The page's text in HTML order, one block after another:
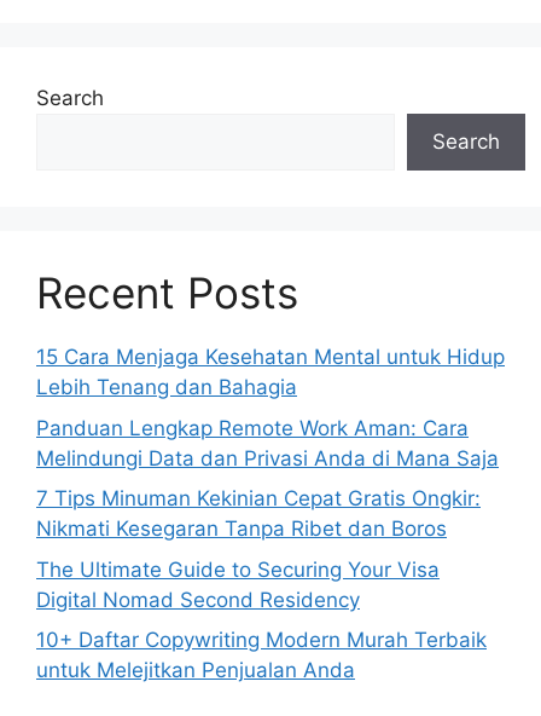
Search
Search
Recent Posts
15 Cara Menjaga Kesehatan Mental untuk Hidup
Lebih Tenang dan Bahagia
Panduan Lengkap Remote Work Aman: Cara
Melindungi Data dan Privasi Anda di Mana Saja
7 Tips Minuman Kekinian Cepat Gratis Ongkir:
Nikmati Kesegaran Tanpa Ribet dan Boros
The Ultimate Guide to Securing Your Visa
Digital Nomad Second Residency
10+ Daftar Copywriting Modern Murah Terbaik
untuk Melejitkan Penjualan Anda